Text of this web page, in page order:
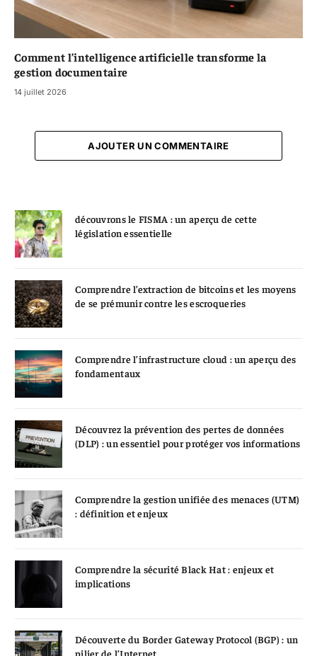
Comment l’intelligence artificielle transforme la
gestion documentaire
14 juillet 2026
AJOUTER UN COMMENTAIRE
découvrons le FISMA : un aperçu de cette
législation essentielle
Comprendre l’extraction de bitcoins et les moyens
de se prémunir contre les escroqueries
Comprendre l’infrastructure cloud : un aperçu des
fondamentaux
Découvrez la prévention des pertes de données
(DLP) : un essentiel pour protéger vos informations
Comprendre la gestion unifiée des menaces (UTM)
: définition et enjeux
Comprendre la sécurité Black Hat : enjeux et
implications
Découverte du Border Gateway Protocol (BGP) : un
pilier de l’Internet